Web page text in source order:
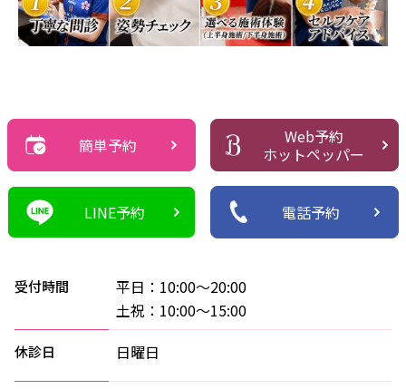
簡単予約
Web予約
ホットペッパー
LINE予約 電話予約
受付時間
平日：10:00～20:00
土祝：10:00～15:00
休診日 日曜日